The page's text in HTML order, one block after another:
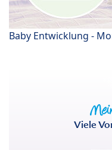
Baby Entwicklung -
Viele